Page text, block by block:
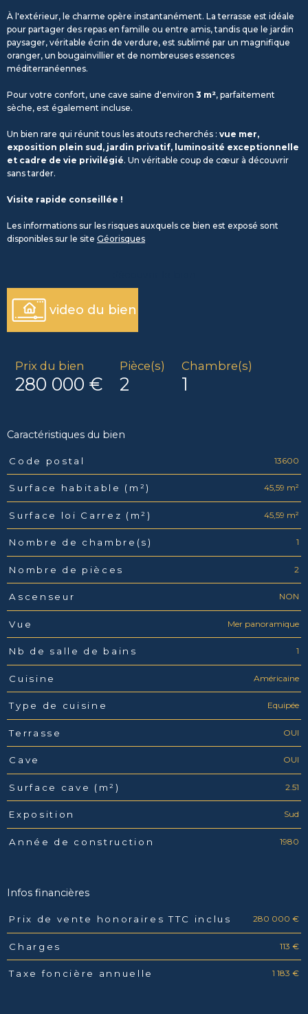
À l'extérieur, le charme opère instantanément. La terrasse est idéale
pour partager des repas en famille ou entre amis, tandis que le jardin
paysager, véritable écrin de verdure, est sublimé par un magnifique
oranger, un bougainvillier et de nombreuses essences
méditerranéennes.
Pour votre confort, une cave saine d'environ 3 m², parfaitement
sèche, est également incluse.
Un bien rare qui réunit tous les atouts recherchés : vue mer,
exposition plein sud, jardin privatif, luminosité exceptionnelle
et cadre de vie privilégié. Un véritable coup de cœur à découvrir
sans tarder.
Visite rapide conseillée !
Les informations sur les risques auxquels ce bien est exposé sont
disponibles sur le site Géorisques
video du bien
Prix du bien
280 000 €
Pièce(s)
2
Chambre(s)
1
Caractéristiques du bien
Caractéristiques Valeurs
Code postal 13600
Surface habitable (m²) 45,59 m²
Surface loi Carrez (m²) 45,59 m²
Nombre de chambre(s) 1
Nombre de pièces 2
Ascenseur NON
Vue Mer panoramique
Nb de salle de bains 1
Cuisine Américaine
Type de cuisine Equipée
Terrasse OUI
Cave OUI
Surface cave (m²) 2.51
Exposition Sud
Année de construction 1980
Infos financières
Caractéristiques Valeurs
Prix de vente honoraires TTC inclus 280 000 €
Charges 113 €
Taxe foncière annuelle 1 183 €